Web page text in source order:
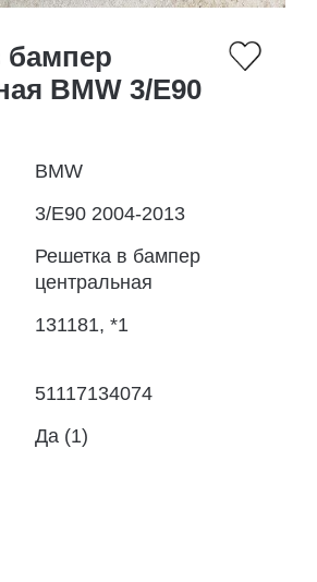
бампер
BMW 3/E90
BMW
3/E90 2004-2013
Решетка в бампер
центральная
131181, *1
51117134074
Да (1)